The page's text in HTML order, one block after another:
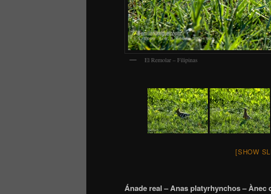
El Remolar – Filipinas
[SHOW
Ánade real – Anas platyrhynchos – Ànec